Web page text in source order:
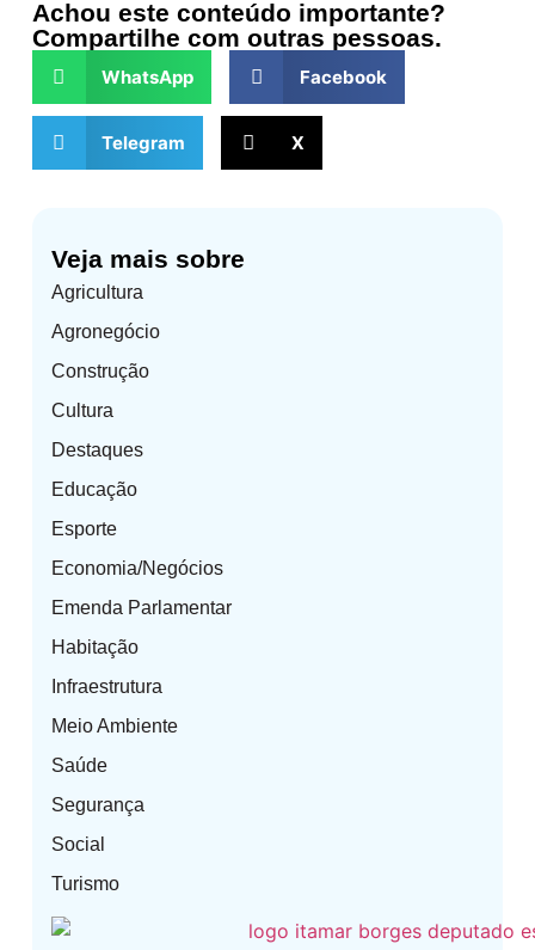
Veja mais sobre
Agricultura
Agronegócio
Construção
Cultura
Destaques
Educação
Esporte
Economia/Negócios
Emenda Parlamentar
Habitação
Infraestrutura
Meio Ambiente
Saúde
Segurança
Social
Turismo
Achou este conteúdo importante?
Compartilhe com outras pessoas.
WhatsApp Facebook
Telegram X